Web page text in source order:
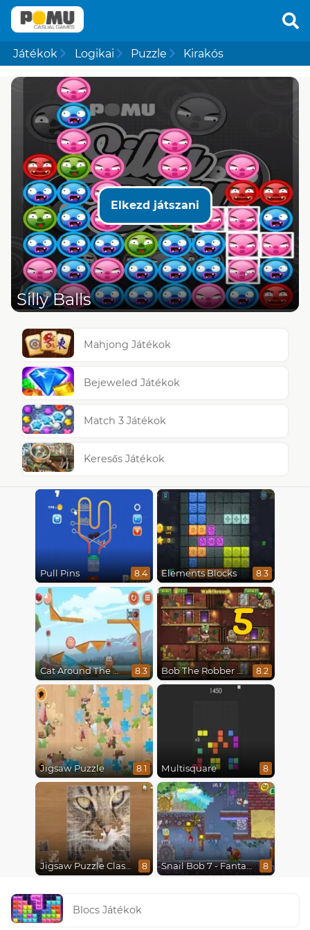
Játékok Logikai Puzzle Kirakós
Elkezd játszani
Silly Balls
Mahjong Játékok
Bejeweled Játékok
Match 3 Játékok
Keresős Játékok
Pull Pins 8.4 Elements Blocks 8.3
Cat Around The World 8.3
5
Bob The Robber 5 The Temple Adventure 8.2
Jigsaw Puzzle 8.1 Multisquare 8
Jigsaw Puzzle Classic 8 Snail Bob 7 - Fantasy Story 8
Blocs Játékok